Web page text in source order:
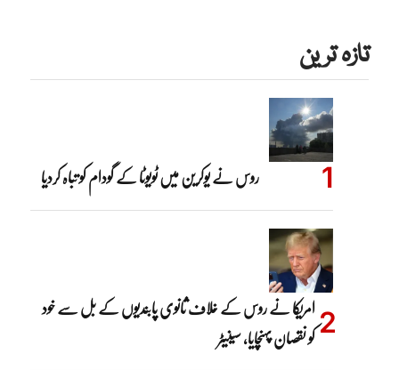
تازہ ترین
روس نے یوکرین میں ٹویوٹا کے گودام کو تباہ کردیا
امریکا نے روس کے خلاف ثانوی پابندیوں کے بل سے خود
کو نقصان پہنچایا، سینیٹر